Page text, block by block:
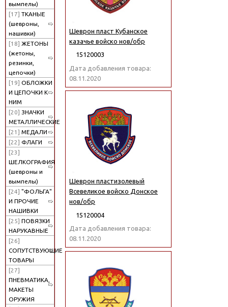
вымпелы)
[17] ТКАНЫЕ
(шевроны,
нашивки)
[18] ЖЕТОНЫ
(жетоны,
резинки,
цепочки)
[19] ОБЛОЖКИ
И ЦЕПОЧКИ К
НИМ
[20] ЗНАЧКИ
МЕТАЛЛИЧЕСКИЕ
[21] МЕДАЛИ
[22] ФЛАГИ
[23]
ШЕЛКОГРАФИЯ
(шевроны и
вымпелы)
[24] "ФОЛЬГА"
И ПРОЧИЕ
НАШИВКИ
[25] ПОВЯЗКИ
НАРУКАВНЫЕ
[26]
СОПУТСТВУЮЩИЕ
ТОВАРЫ
[27]
ПНЕВМАТИКА,
МАКЕТЫ
ОРУЖИЯ
Шеврон пласт Кубанское
казачье войско нов/обр
15120003
Дата добавления товара:
08.11.2020
Шеврон пластизолевый
Всевеликое войско Донское
нов/обр
15120004
Дата добавления товара:
08.11.2020